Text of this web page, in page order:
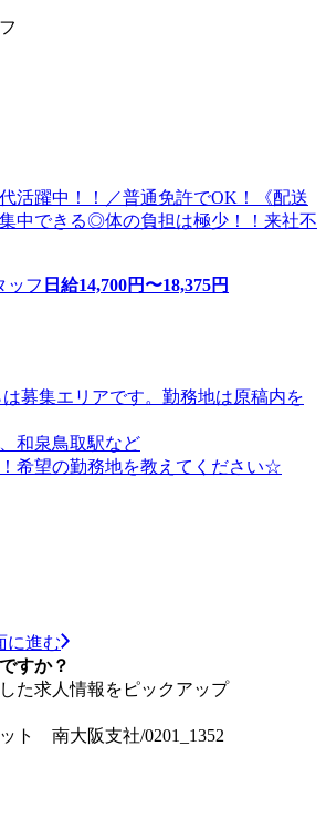
活躍中！！／普通免許でOK！《配送
中できる◎体の負担は極少！！来社不
ッフ 日給14,700円〜18,375円
募集エリアです。勤務地は原稿内を
和泉鳥取駅など
希望の勤務地を教えてください☆
に進む
すか？
た求人情報をピックアップ
ト 南大阪支社/0201_1352